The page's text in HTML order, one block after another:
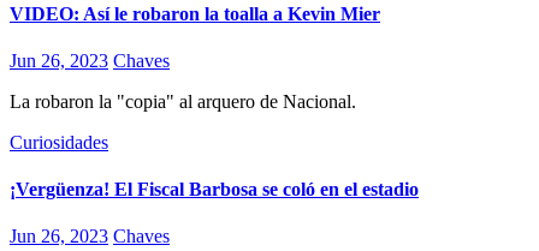
VIDEO: Así le robaron la toalla a Kevin Mier
Jun 26, 2023 Chaves
La robaron la "copia" al arquero de Nacional.
Curiosidades
¡Vergüenza! El Fiscal Barbosa se coló en el estadio
Jun 26, 2023 Chaves